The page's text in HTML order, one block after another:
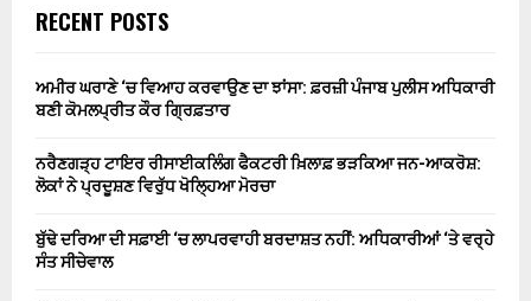
RECENT POSTS
ਅਮੀਰ ਘਰਾਣੇ ‘ਚ ਵਿਆਹ ਕਰਵਾਉਣ ਦਾ ਝਾਂਸਾ: ਫ਼ਰਜ਼ੀ ਪੰਜਾਬ ਪੁਲੀਸ ਅਧਿਕਾਰੀ
ਬਣੀ ਕੋਮਲਪ੍ਰੀਤ ਕੌਰ ਗ੍ਰਿਫ਼ਤਾਰ
ਨਰੈਣਗੜ੍ਹ ਟਾਇਰ ਰੀਸਾਈਕਲਿੰਗ ਫੈਕਟਰੀ ਖ਼ਿਲਾਫ਼ ਭੜਕਿਆ ਜਨ-ਆਕਰੋਸ਼:
ਲੋਕਾਂ ਨੇ ਪ੍ਰਦੂਸ਼ਣ ਵਿਰੁੱਧ ਖੋਲ੍ਹਿਆ ਮੋਰਚਾ
ਬੁੱਢੇ ਦਰਿਆ ਦੀ ਸਫ਼ਾਈ ‘ਚ ਲਾਪਰਵਾਹੀ ਬਰਦਾਸ਼ਤ ਨਹੀਂ: ਅਧਿਕਾਰੀਆਂ ‘ਤੇ ਵਰ੍ਹੇ
ਸੰਤ ਸੀਚੇਵਾਲ